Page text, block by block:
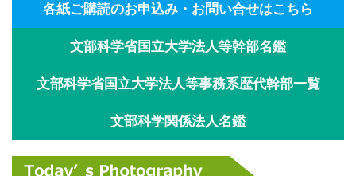
各紙ご購読のお申込み・お問い合せはこちら
文部科学省国立大学法人等幹部名鑑
文部科学省国立大学法人等事務系歴代幹部一覧
文部科学関係法人名鑑